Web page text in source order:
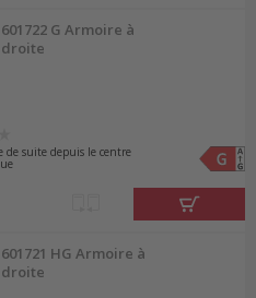
601722 G Armoire à
de suite depuis le centre
601721 HG Armoire à